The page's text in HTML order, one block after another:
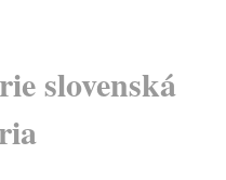
slovenská